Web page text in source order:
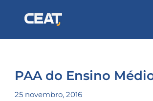
PAA do Ensino Médio
25 novembro, 2016